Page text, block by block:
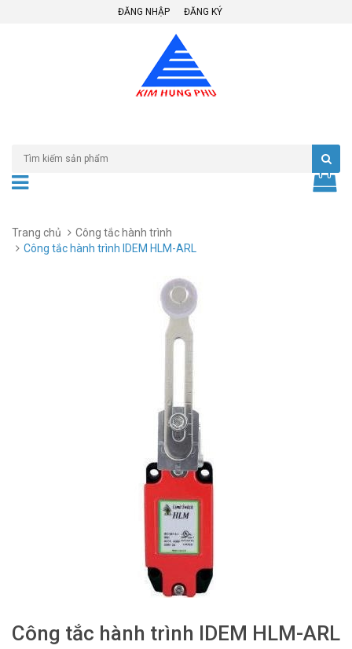
ĐĂNG NHẬP ĐĂNG KÝ
Trang chủ
Công tắc hành trình
Công tắc hành trình IDEM HLM-ARL
Công tắc hành trình IDEM HLM-ARL